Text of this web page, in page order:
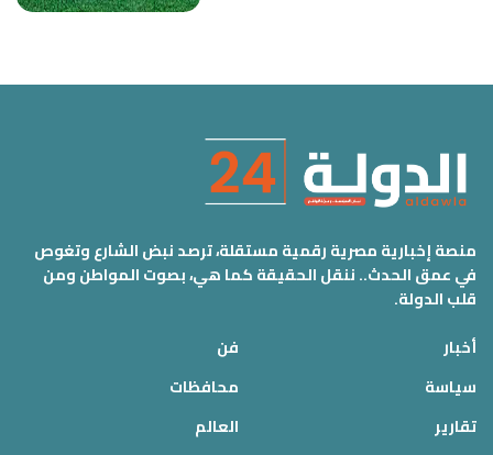
منصة إخبارية مصرية رقمية مستقلة، ترصد نبض الشارع وتغوص
في عمق الحدث.. ننقل الحقيقة كما هي، بصوت المواطن ومن
قلب الدولة.
أخبار
سياسة
تقارير
فن
محافظات
العالم